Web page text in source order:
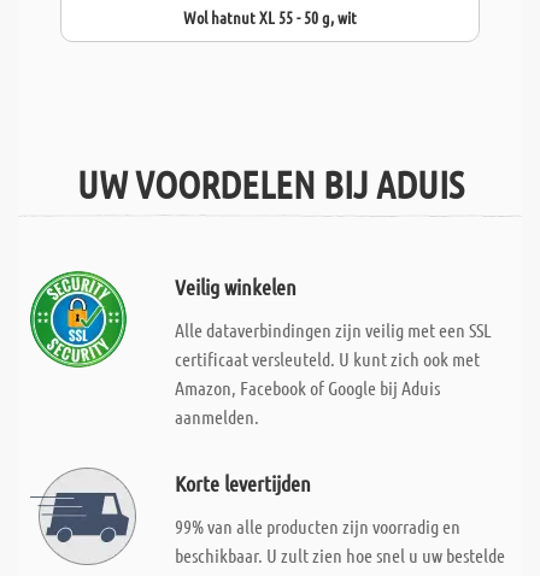
Wol hatnut XL 55 - 50 g, wit
UW VOORDELEN BIJ ADUIS
Veilig winkelen
Alle dataverbindingen zijn veilig met een SSL
certificaat versleuteld. U kunt zich ook met
Amazon, Facebook of Google bij Aduis
aanmelden.
Korte levertijden
99% van alle producten zijn voorradig en
beschikbaar. U zult zien hoe snel u uw bestelde